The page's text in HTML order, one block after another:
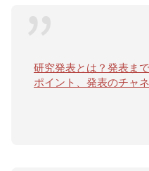
研究発表とは？発表ま
ポイント、発表のチャ